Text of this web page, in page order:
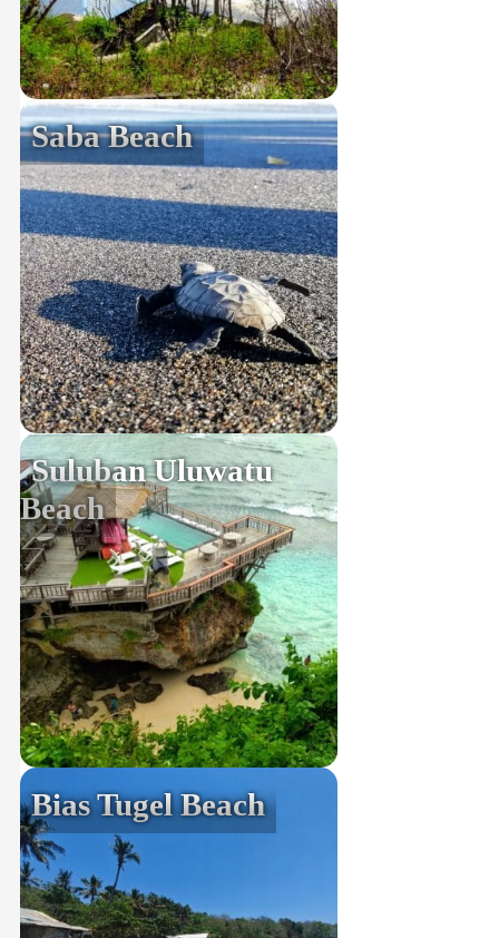
Saba Beach
Suluban Uluwatu
Beach
Bias Tugel Beach